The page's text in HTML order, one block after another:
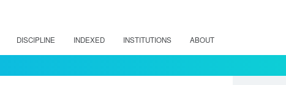
DISCIPLINE INDEXED INSTITUTIONS ABOUT